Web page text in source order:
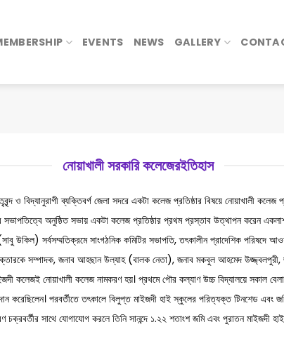
EVENTS NEWS GALLERY
নোয়াখালী সরকারি কলেজেরইতিহাস
ও বিদ্যানুরাগী ব্যক্তিবর্গ জেলা সদরে একটা কলেজ প্রতিষ্ঠার বিষয়ে নোয়াখালী
অনুষ্ঠিত সভায় একটা কলেজ প্রতিষ্ঠার প্রথম প্রস্তাব উত্থাপন করেন
উকিল) সর্বসম্মতিক্রমে সাংগঠনিক কমিটির সভাপতি, তৎকালীন প্রাদেশিক পরিষদে
সম্পাদক, জনাব আহছান উল্যাহ (বালক নেতা), জনাব মকবুল আহমেদ উজ্জ্বলপুরী,
কলেজই নোয়াখালী কলেজ নামকরণ হয়। প্রথমে পৌর কল্যাণ উচ্চ বিদ্যালয়ে সকাল
পরবর্তীতে তৎকালে বিলুপ্ত মাইজদী হাই স্কুলের পরিত্যক্ত টিনশেড এবং
চক্রবর্তীর সাথে যোগাযোগ করলে তিনি সানন্দে ১.২২ শতাংশ জমি এবং পুরাতন